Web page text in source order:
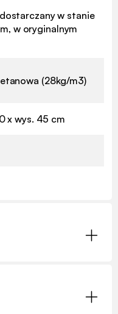
w stanie
w oryginalnym
(28kg/m3)
x wys. 45 cm